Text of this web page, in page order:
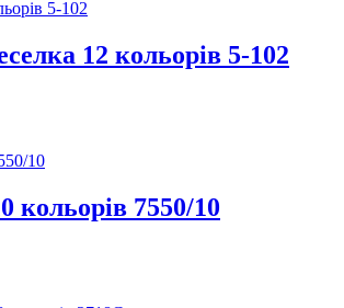
12 кольорів 5-102
кольорів 7550/10